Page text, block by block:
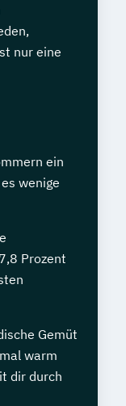
nur eine
ein
wenige
Prozent
Gemüt
warm
dir durch